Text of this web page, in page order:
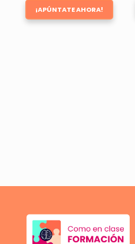
¡APÚNTATE AHORA!